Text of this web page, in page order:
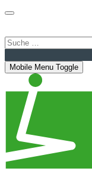
Mobile Menu Toggle